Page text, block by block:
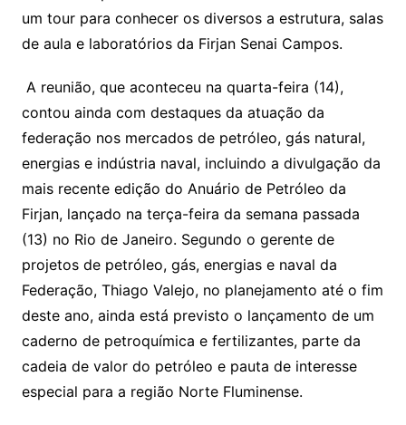
um tour para conhecer os diversos a estrutura, salas
de aula e laboratórios da Firjan Senai Campos.
A reunião, que aconteceu na quarta-feira (14),
contou ainda com destaques da atuação da
federação nos mercados de petróleo, gás natural,
energias e indústria naval, incluindo a divulgação da
mais recente edição do Anuário de Petróleo da
Firjan, lançado na terça-feira da semana passada
(13) no Rio de Janeiro. Segundo o gerente de
projetos de petróleo, gás, energias e naval da
Federação, Thiago Valejo, no planejamento até o fim
deste ano, ainda está previsto o lançamento de um
caderno de petroquímica e fertilizantes, parte da
cadeia de valor do petróleo e pauta de interesse
especial para a região Norte Fluminense.